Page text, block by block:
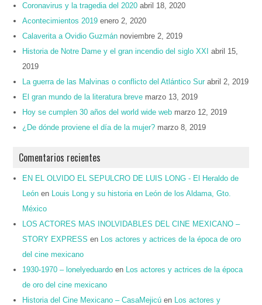
Coronavirus y la tragedia del 2020 abril 18, 2020
Acontecimientos 2019 enero 2, 2020
Calaverita a Ovidio Guzmán noviembre 2, 2019
Historia de Notre Dame y el gran incendio del siglo XXI
abril 15,
2019
La guerra de las Malvinas o conflicto del Atlántico Sur abril 2, 2019
El gran mundo de la literatura breve marzo 13, 2019
Hoy se cumplen 30 años del world wide web marzo 12, 2019
¿De dónde proviene el día de la mujer? marzo 8, 2019
Comentarios recientes
EN EL OLVIDO EL SEPULCRO DE LUIS LONG - El Heraldo de
León en
Louis Long y su historia en León de los Aldama, Gto.
México
LOS ACTORES MAS INOLVIDABLES DEL CINE MEXICANO –
STORY EXPRESS en
Los actores y actrices de la época de oro
del cine mexicano
1930-1970 – lonelyeduardo en
Los actores y actrices de la época
de oro del cine mexicano
Historia del Cine Mexicano – CasaMejicú en
Los actores y